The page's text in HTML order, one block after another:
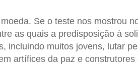
Se o teste nos mostrou
as quais a predisposição à
incluindo muitos jovens, lutar
artífices da paz e construtores